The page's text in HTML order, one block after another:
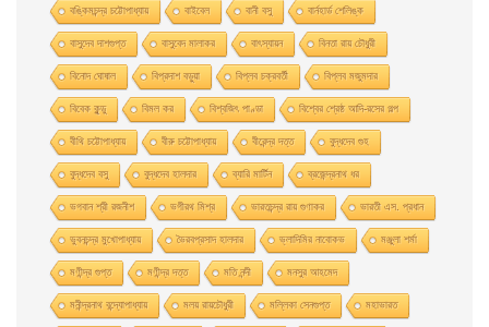
বঙ্কিমচন্দ্র চট্টোপাধ্যায় বাইবেল বানী বসু বার্নহার্ড শেলিঙ্ক
বাসুদেব দাশগুপ্ত বাসুবেদ মালাকর বাৎস্যায়ন বিনতা রায় চৌধুরী
বিনোদ ঘোষাল বিপ্রদাশ বড়ুয়া বিপ্লব চক্রবর্তী বিপ্লব মজুমদার
বিবেক কুন্ডু বিমল কর বিশ্বজিৎ পাণ্ডা বিশ্বের শ্রেষ্ঠ আদি-রসের গল্প
বীথি চট্টোপাধ্যায় বীরু চট্টোপাধ্যায় বীরেন্দ্র দত্ত বুদ্ধদেব গুহ
বুদ্ধদেব বসু বুদ্ধদেব হালদার ব্যারি মার্টিন ব্রজেন্দ্রনাথ ধর
ভগবান শ্রী রজনীশ ভগীরথ মিশ্র ভারতচন্দ্র রায় গুণাকর ভারতী এস. প্রধান
ভুবনচন্দ্র মুখোপাধ্যায় ভৈরবপ্রসাদ হালদার ভ্লাদিমির নাবোকভ মঞ্জুলা শর্মা
মণীন্দ্র গুপ্ত মণীন্দ্র দত্ত মতি নন্দী মনসুর আহমেদ
মনীন্দ্রনাথ বন্দ্যোপাধ্যায় মলয় রায়চৌধুরী মল্লিকা সেনগুপ্ত মহাভারত